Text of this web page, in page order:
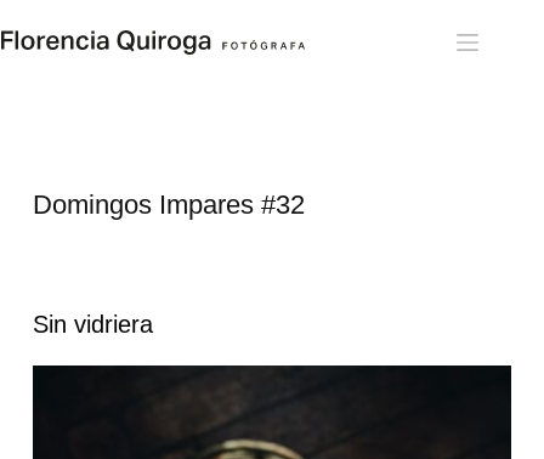
al
contenido
Domingos Impares #32
Sin vidriera